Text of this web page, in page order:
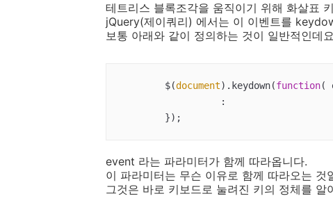
테트리스 블록조각을 움직이기 위해 화살표
jQuery(제이쿼리) 에서는 이 이벤트를
보통 아래와 같이 정의하는 것이 일반적인데
	$(
document).keydown(function(
	});
event 라는 파라미터가 함께 따라옵니다.
이 파라미터는 무슨 이유로 함께 따라오는 것
그것은 바로 키보드로 눌려진 키의 정체를 알